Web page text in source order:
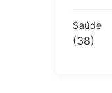
Saúde
(38)